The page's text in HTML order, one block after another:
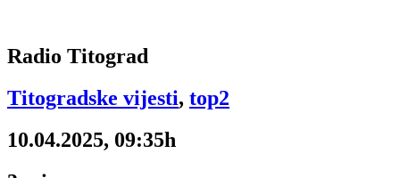
Radio Titograd
Titogradske vijesti, top2
10.04.2025, 09:35h